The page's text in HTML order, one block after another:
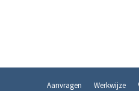
Aanvragen Werkwijze